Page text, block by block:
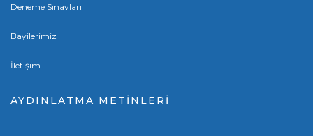
Deneme Sınavları
Bayilerimiz
İletişim
AYDINLATMA METİNLERİ